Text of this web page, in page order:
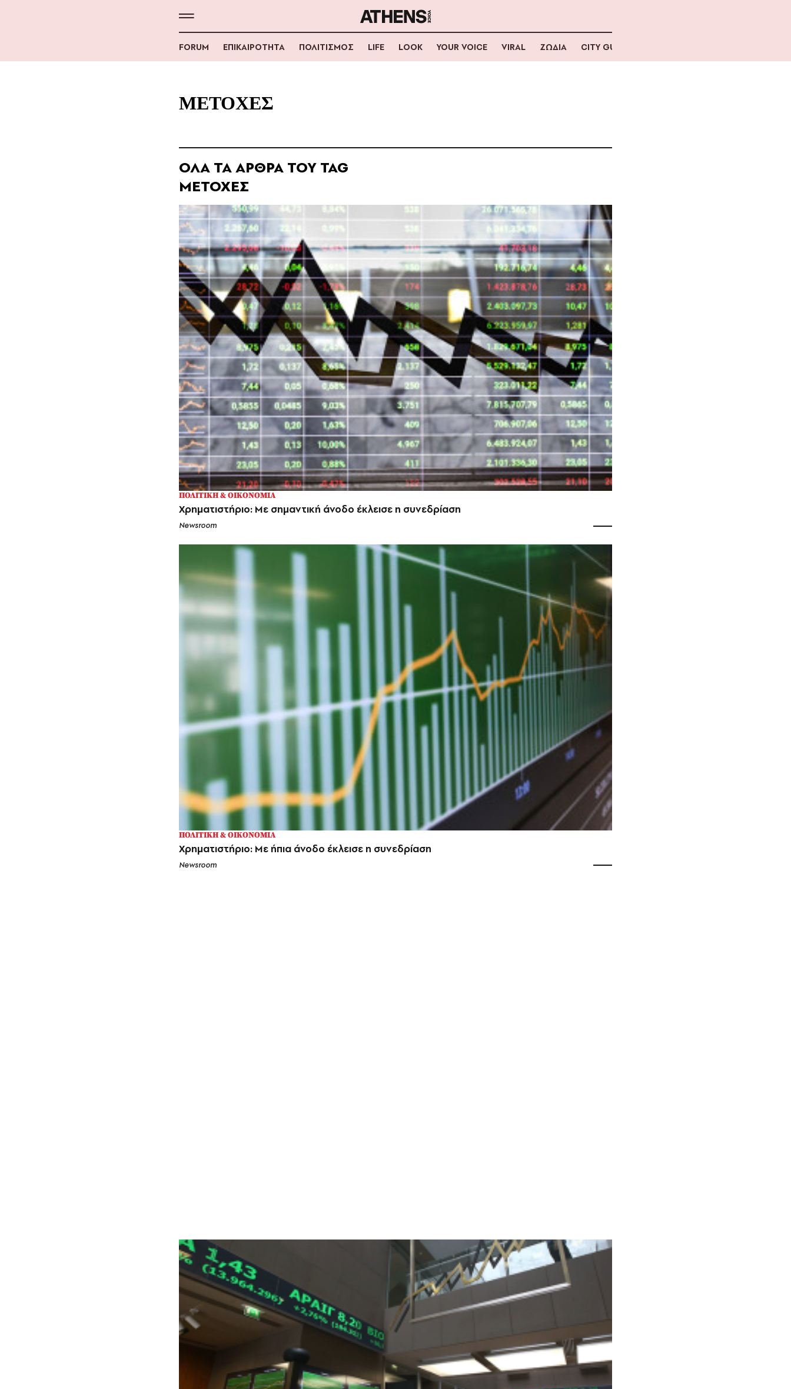
FORUM ΕΠΙΚΑΙΡΟΤΗΤΑ ΠΟΛΙΤΙΣΜΟΣ LIFE LOOK YOUR VOICE VIRAL ΖΩΔΙΑ CITY GUIDE
ΜΕΤΟΧΕΣ
ΟΛΑ ΤΑ ΑΡΘΡΑ ΤΟΥ TAG
ΜΕΤΟΧΕΣ
ΠΟΛΙΤΙΚΗ & ΟΙΚΟΝΟΜΙΑ
Χρηματιστήριο: Με σημαντική άνοδο έκλεισε η συνεδρίαση
Newsroom
ΠΟΛΙΤΙΚΗ & ΟΙΚΟΝΟΜΙΑ
Χρηματιστήριο: Με ήπια άνοδο έκλεισε η συνεδρίαση
Newsroom